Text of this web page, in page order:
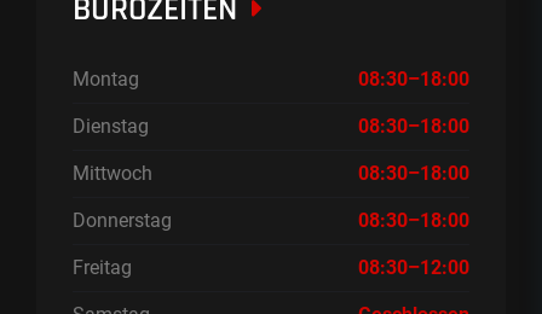
BÜROZEITEN
Montag 08:30–18:00
Dienstag 08:30–18:00
Mittwoch 08:30–18:00
Donnerstag 08:30–18:00
Freitag 08:30–12:00